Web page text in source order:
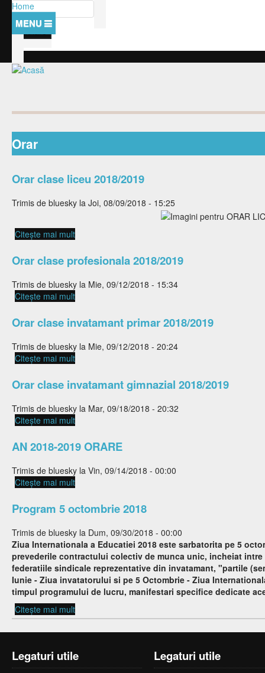
Mergi la conţinutul principal
Formular de căutare
Căutare
Home
Management
Activitati
Examene
Oferta educationala
Presa despre noi
Orar
Orar clase liceu 2018/2019
Trimis de bluesky la Joi, 08/09/2018 - 15:25
Citește mai mult
Orar clase profesionala 2018/2019
Trimis de bluesky la Mie, 09/12/2018 - 15:34
Citește mai mult
Orar clase invatamant primar 2018/2019
Trimis de bluesky la Mie, 09/12/2018 - 20:24
Citește mai mult
Orar clase invatamant gimnazial 2018/2019
Trimis de bluesky la Mar, 09/18/2018 - 20:32
Citește mai mult
AN 2018-2019 ORARE
Trimis de bluesky la Vin, 09/14/2018 - 00:00
Citește mai mult
Program 5 octombrie 2018
Trimis de bluesky la Dum, 09/30/2018 - 00:00
Ziua Internationala a Educatiei 2018 este sarbatorita pe 5
prevederile contractului colectiv de munca unic, incheiat
federatiile sindicale reprezentative din invatamant, "partile
Iunie - Ziua invatatorului si pe 5 Octombrie - Ziua
timpul programului de lucru, manifestari specifice dedicate
Citește mai mult
Legaturi utile Legaturi utile